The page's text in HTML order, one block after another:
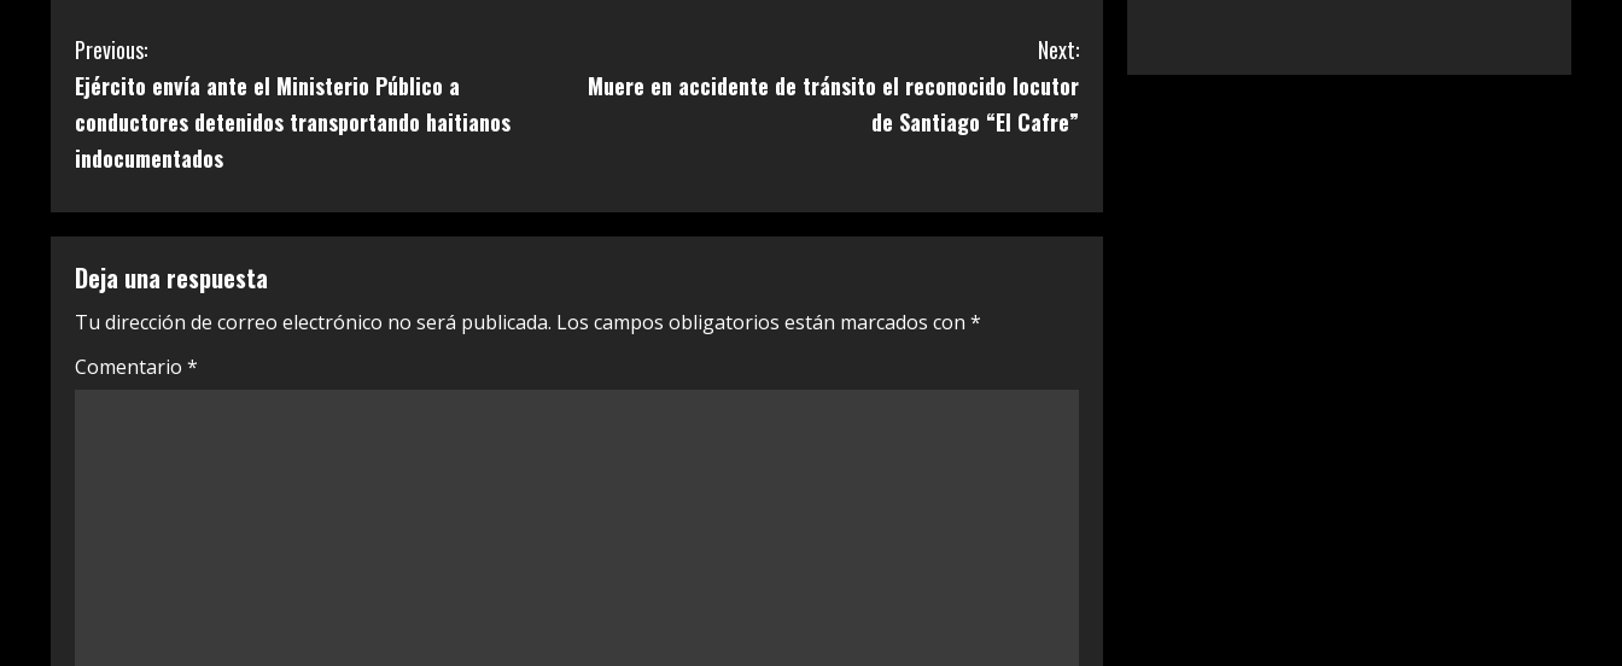
C
o
n
t
i
n
u
Previous:
Ejército envía ante el Ministerio Público a
conductores detenidos transportando haitianos
indocumentados
Next:
Muere en accidente de tránsito el reconocido locutor
de Santiago “El Cafre”
Deja una respuesta
Tu dirección de correo electrónico no será publicada. Los campos obligatorios están marcados con *
Comentario *